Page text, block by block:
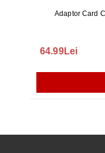
Adaptor Card
64.99Lei